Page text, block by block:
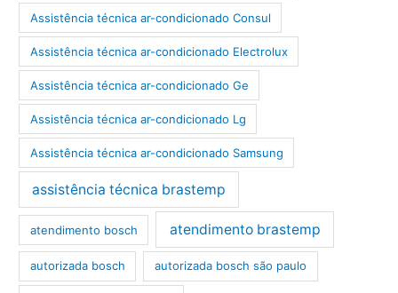
Assistência técnica ar-condicionado Consul
Assistência técnica ar-condicionado Electrolux
Assistência técnica ar-condicionado Ge
Assistência técnica ar-condicionado Lg
Assistência técnica ar-condicionado Samsung
assistência técnica brastemp
atendimento bosch atendimento brastemp
autorizada bosch autorizada bosch são paulo